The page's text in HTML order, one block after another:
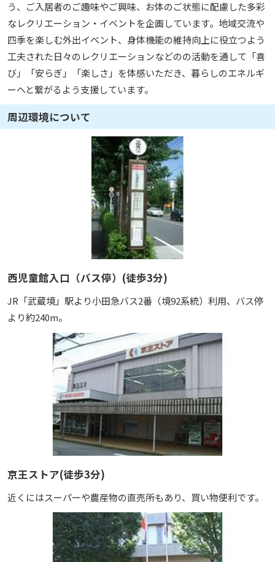
う、ご入居者のご趣味やご興味、お体のご状態に配慮した多彩
なレクリエーション・イベントを企画しています。地域交流や
四季を楽しむ外出イベント、身体機能の維持向上に役立つよう
工夫された日々のレクリエーションなどのの活動を通して「喜
び」「安らぎ」「楽しさ」を体感いただき、暮らしのエネルギ
ーへと繋がるよう支援しています。
周辺環境について
西児童館入口（バス停）(徒歩3分)
JR「武蔵境」駅より小田急バス2番（境92系統）利用、バス停
より約240m。
京王ストア(徒歩3分)
近くにはスーパーや農産物の直売所もあり、買い物便利です。